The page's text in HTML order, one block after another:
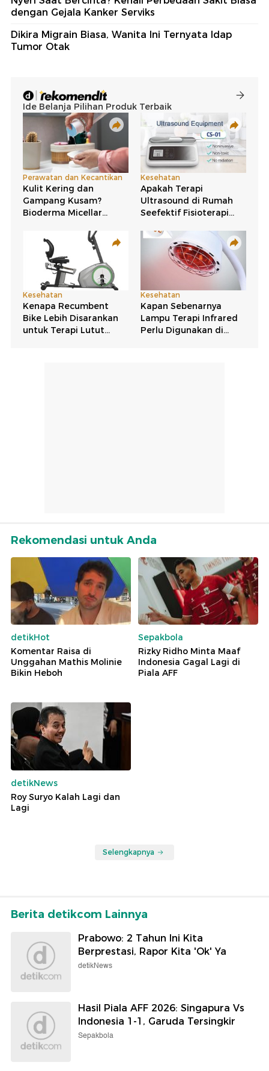
dengan Gejala Kanker Serviks
Dikira Migrain Biasa, Wanita Ini Ternyata Idap
Tumor Otak
Rekomendasi untuk Anda
detikHot
Komentar Raisa di
Unggahan Mathis Molinie
Bikin Heboh
Sepakbola
Rizky Ridho Minta Maaf
Indonesia Gagal Lagi di
Piala AFF
detikNews
Roy Suryo Kalah Lagi dan
Lagi
Selengkapnya
Berita detikcom Lainnya
Prabowo: 2 Tahun Ini Kita
Berprestasi, Rapor Kita 'Ok' Ya
detikNews
Hasil Piala AFF 2026: Singapura Vs
Indonesia 1-1, Garuda Tersingkir
Sepakbola